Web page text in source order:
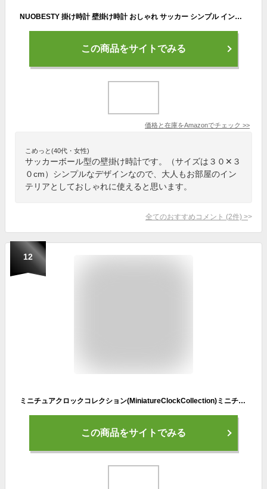
NUOBESTY 掛け時計 壁掛け時計 おしゃれ サッカー シンプル インテリア 静音 かわいい 寝室 子供 自宅 部屋 飾り プレゼント 人気 直径30cm
この商品をサイトでみる
価格と在庫をAmazonでチェック >>
こめっと(40代・女性)
サッカーボール型の壁掛け時計です。（サイズは３０✕３
０cm）シンプルなデザインなので、大人もお部屋のイン
テリアとしておしゃれに使えると思います。
全てのおすすめコメント (2件) >
12
ミニチュアクロックコレクション(MiniatureClockCollection)ミニチュア置時計 サッカーボール C3583
この商品をサイトでみる